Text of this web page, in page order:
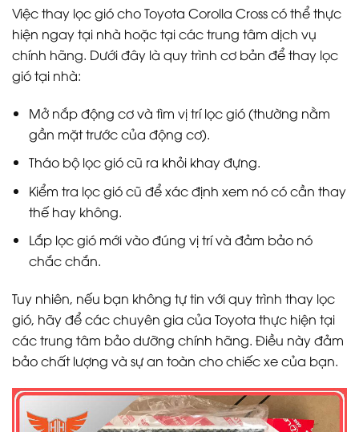
Việc thay lọc gió cho Toyota Corolla Cross có thể thực
hiện ngay tại nhà hoặc tại các trung tâm dịch vụ
chính hãng. Dưới đây là quy trình cơ bản để thay lọc
gió tại nhà:
Mở nắp động cơ và tìm vị trí lọc gió (thường nằm
gần mặt trước của động cơ).
Tháo bộ lọc gió cũ ra khỏi khay đựng.
Kiểm tra lọc gió cũ để xác định xem nó có cần thay
thế hay không.
Lắp lọc gió mới vào đúng vị trí và đảm bảo nó
chắc chắn.
Tuy nhiên, nếu bạn không tự tin với quy trình thay lọc
gió, hãy để các chuyên gia của Toyota thực hiện tại
các trung tâm bảo dưỡng chính hãng. Điều này đảm
bảo chất lượng và sự an toàn cho chiếc xe của bạn.